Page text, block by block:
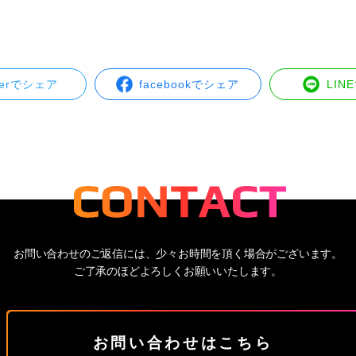
でシェア facebookでシェア LINE
お問い合わせのご返信には、少々お時間を頂く場合がございます。
ご了承のほどよろしくお願いいたします。
お問い合わせはこちら